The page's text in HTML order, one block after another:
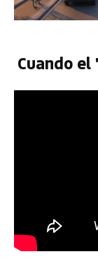
Cuando